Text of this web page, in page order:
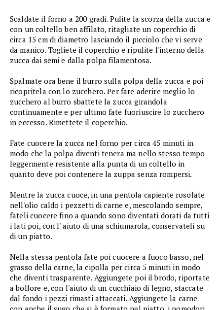
Scaldate il forno a 200 gradi. Pulite la scorza della zucca e
con un coltello ben affilato, ritagliate un coperchio di
circa 15 cm di diametro lasciando il picciolo che vi serve
da manico. Togliete il coperchio e ripulite l'interno della
zucca dai semi e dalla polpa filamentosa.
Spalmate ora bene il burro sulla polpa della zucca e poi
ricopritela con lo zucchero. Per fare aderire meglio lo
zucchero al burro sbattete la zucca girandola
continuamente e per ultimo fate fuoriuscire lo zucchero
in eccesso. Rimettete il coperchio.
Fate cuocere la zucca nel forno per circa 45 minuti in
modo che la polpa diventi tenera ma nello stesso tempo
leggermente resistente alla punta di un coltello in
quanto deve poi contenere la zuppa senza rompersi.
Mentre la zucca cuoce, in una pentola capiente rosolate
nell'olio caldo i pezzetti di carne e, mescolando sempre,
fateli cuocere fino a quando sono diventati dorati da tutti
i lati poi, con l' aiuto di una schiumarola, conservateli su
di un piatto.
Nella stessa pentola fate poi cuocere a fuoco basso, nel
grasso della carne, la cipolla per circa 5 minuti in modo
che diventi trasparente. Aggiungete poi il brodo, riportate
a bollore e, con l'aiuto di un cucchiaio di legno, staccate
dal fondo i pezzi rimasti attaccati. Aggiungete la carne